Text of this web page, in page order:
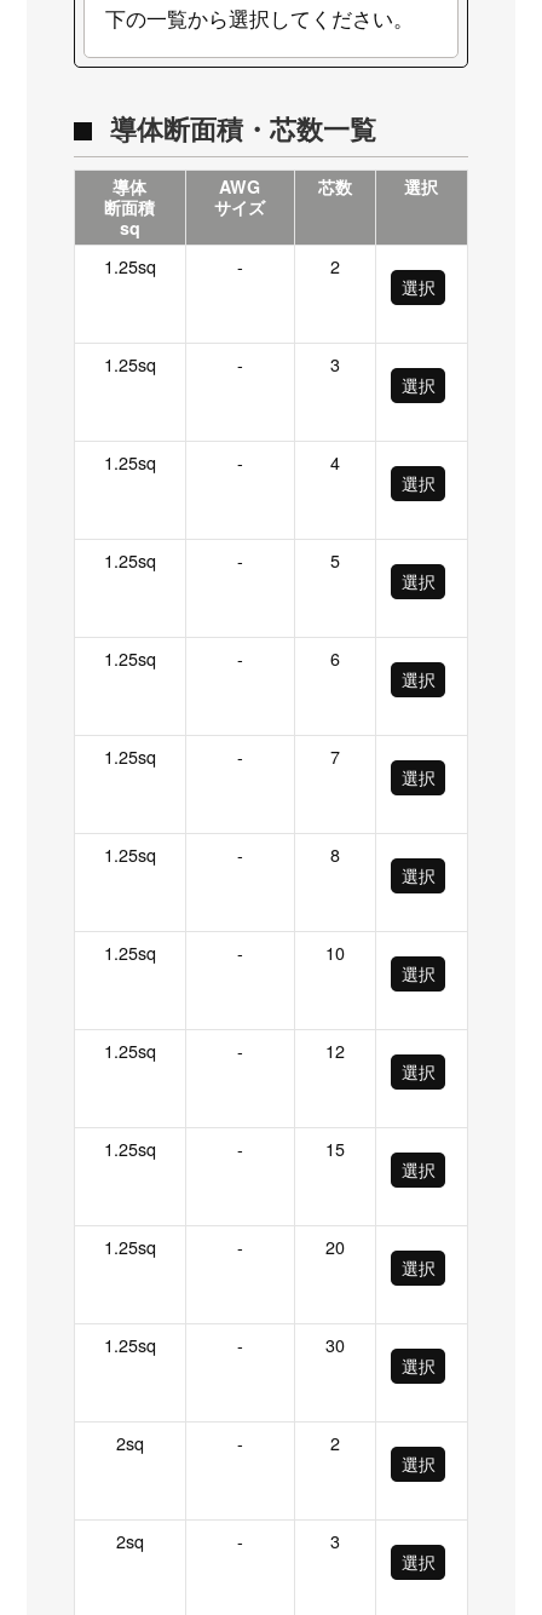
下の一覧から選択してください。
導体断面積・芯数一覧
導体
断面積
sq
AWG
サイズ
芯数 選択
1.25sq -
2
選択
1.25sq -
3
選択
1.25sq -
4
選択
1.25sq -
5
選択
1.25sq -
6
選択
1.25sq -
7
選択
1.25sq -
8
選択
1.25sq -
10
選択
1.25sq -
12
選択
1.25sq -
15
選択
1.25sq -
20
選択
1.25sq -
30
選択
2sq -
2
選択
2sq -
3
選択